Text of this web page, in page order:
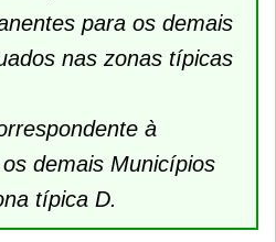
para os demais
nas zonas típicas
à
demais Municípios
típica D.